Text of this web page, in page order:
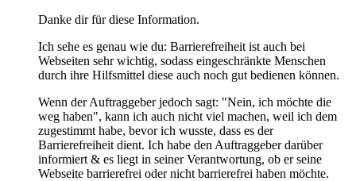
Danke dir für diese Information.
Ich sehe es genau wie du: Barrierefreiheit ist auch bei
Webseiten sehr wichtig, sodass eingeschränkte Menschen
durch ihre Hilfsmittel diese auch noch gut bedienen können.
Wenn der Auftraggeber jedoch sagt: "Nein, ich möchte die
weg haben", kann ich auch nicht viel machen, weil ich dem
zugestimmt habe, bevor ich wusste, dass es der
Barrierefreiheit dient. Ich habe den Auftraggeber darüber
informiert & es liegt in seiner Verantwortung, ob er seine
Webseite barrierefrei oder nicht barrierefrei haben möchte.